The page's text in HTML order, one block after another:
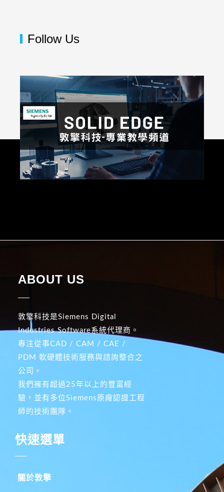
Follow Us
ABOUT US
敦擎科技是Siemens Digital
Industries Software系統代理商。
專注從事CAD / CAM / CAE /
PDM 軟硬體技術服務與諮詢整合之
公司。
我們擁有超過25年以上的豐富經
驗，並有多位Siemens原廠認證工程
師的技術團隊。
快速選單
關於敦擎